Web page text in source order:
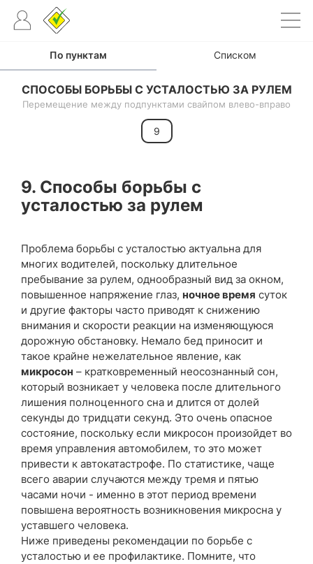
По пунктам Списком
СПОСОБЫ БОРЬБЫ С УСТАЛОСТЬЮ ЗА РУЛЕМ
Перемещение между подпунктами свайпом влево-вправо
9
9. Способы борьбы с
усталостью за рулем
Проблема борьбы с усталостью актуальна для
многих водителей, поскольку длительное
пребывание за рулем, однообразный вид за окном,
повышенное напряжение глаз, ночное время суток
и другие факторы часто приводят к снижению
внимания и скорости реакции на изменяющуюся
дорожную обстановку. Немало бед приносит и
такое крайне нежелательное явление, как
микросон – кратковременный неосознанный сон,
который возникает у человека после длительного
лишения полноценного сна и длится от долей
секунды до тридцати секунд. Это очень опасное
состояние, поскольку если микросон произойдет во
время управления автомобилем, то это может
привести к автокатастрофе. По статистике, чаще
всего аварии случаются между тремя и пятью
часами ночи - именно в этот период времени
повышена вероятность возникновения микросна у
уставшего человека.
Ниже приведены рекомендации по борьбе с
усталостью и ее профилактике. Помните, что